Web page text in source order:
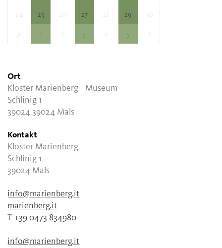
25 27 29
1 3 5
Ort
Kloster Marienberg - Museum
Schlinig 1
39024 39024 Mals
Kontakt
Kloster Marienberg
Schlinig 1
39024 Mals
info@marienberg.it
marienberg.it
T+39 0473 834980
info@marienberg.it